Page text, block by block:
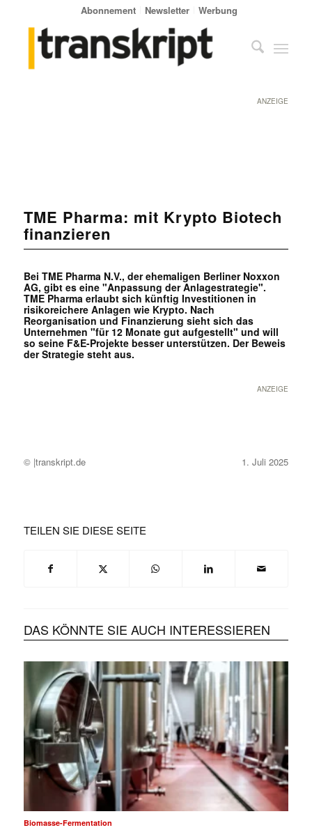
Abonnement Newsletter Werbung
ANZEIGE
TME Pharma: mit Krypto Biotech
finanzieren
Bei TME Pharma N.V., der ehemaligen Berliner Noxxon
AG, gibt es eine "Anpassung der Anlagestrategie".
TME Pharma erlaubt sich künftig Investitionen in
risikoreichere Anlagen wie Krypto. Nach
Reorganisation und Finanzierung sieht sich das
Unternehmen "für 12 Monate gut aufgestellt" und will
so seine F&E-Projekte besser unterstützen. Der Beweis
der Strategie steht aus.
ANZEIGE
© |transkript.de 1. Juli 2025
TEILEN SIE DIESE SEITE
DAS KÖNNTE SIE AUCH INTERESSIEREN
Biomasse-Fermentation